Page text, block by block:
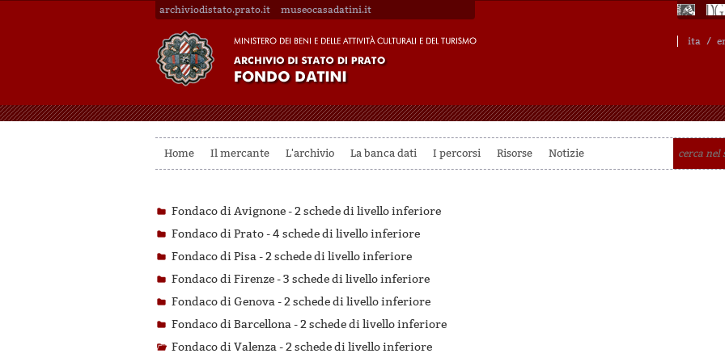
archiviodistato.prato.it museocasadatini.it
ita /
Home Il mercante L'archivio La banca dati I percorsi Risorse Notizie
Fondaco di Avignone -2 schede di livello inferiore
Fondaco di Prato -4 schede di livello inferiore
Fondaco di Pisa -2 schede di livello inferiore
Fondaco di Firenze -3 schede di livello inferiore
Fondaco di Genova -2 schede di livello inferiore
Fondaco di Barcellona -2 schede di livello inferiore
Fondaco di Valenza -2 schede di livello inferiore